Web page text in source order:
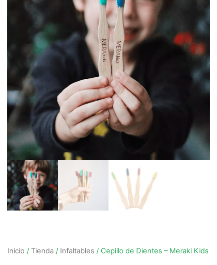
Inicio / Tienda / Infaltables / Cepillo de Dientes – Meraki Kids